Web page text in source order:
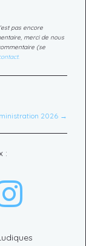
pas encore
merci de nous
(se
2026 →
: